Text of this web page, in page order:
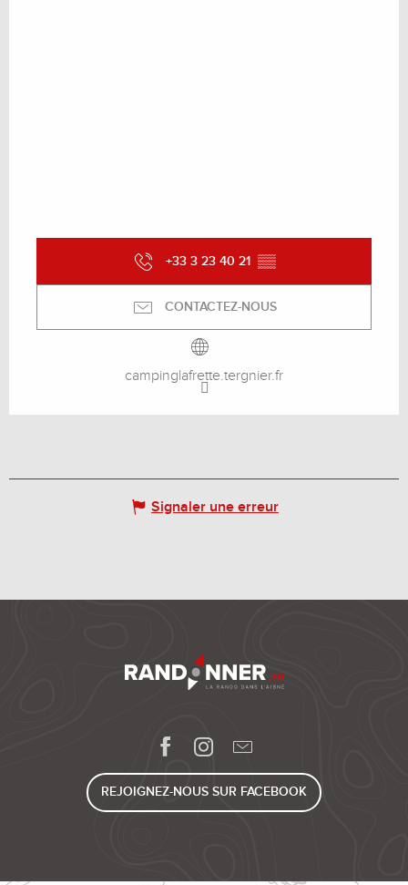
+33 3 23 40 21 ▒▒
CONTACTEZ-NOUS
campinglafrette.tergnier.fr
Signaler une erreur
REJOIGNEZ-NOUS SUR FACEBOOK